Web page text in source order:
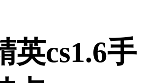
英cs1.6手